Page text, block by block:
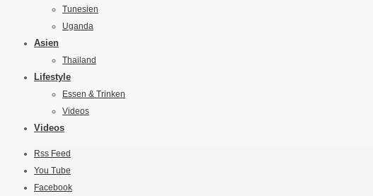
Tunesien
Uganda
Asien
Thailand
Lifestyle
Essen & Trinken
Videos
Videos
Rss Feed
You Tube
Facebook